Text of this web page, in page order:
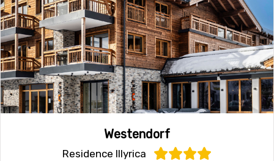
Westendorf
Residence Illyrica